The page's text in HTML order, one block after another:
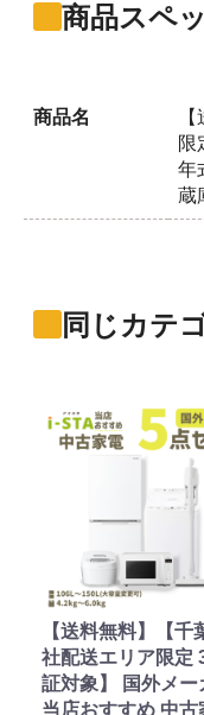
商品スペ
商品名
限
年
蔵
同じカテ
【送料無料】【千
社配送エリア限定
証対象】 国外メー
当店おすすめ 中古